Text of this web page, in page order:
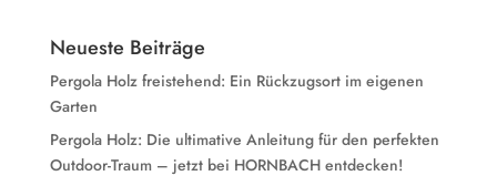
Neueste Beiträge
Pergola Holz freistehend: Ein Rückzugsort im eigenen
Garten
Pergola Holz: Die ultimative Anleitung für den perfekten
Outdoor-Traum – jetzt bei HORNBACH entdecken!